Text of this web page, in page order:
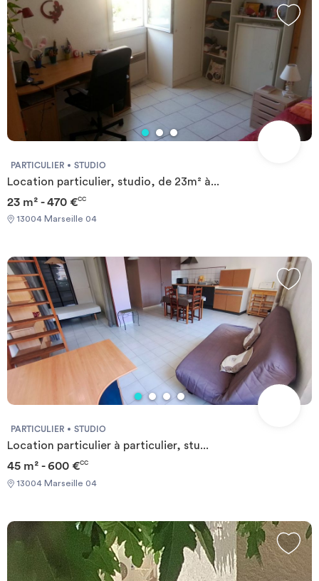
PARTICULIER STUDIO
Location particulier, studio, de 23m² à...
23 m² - 470 €CC
13004 Marseille 04
PARTICULIER STUDIO
Location particulier à particulier, stu...
45 m² - 600 €CC
13004 Marseille 04